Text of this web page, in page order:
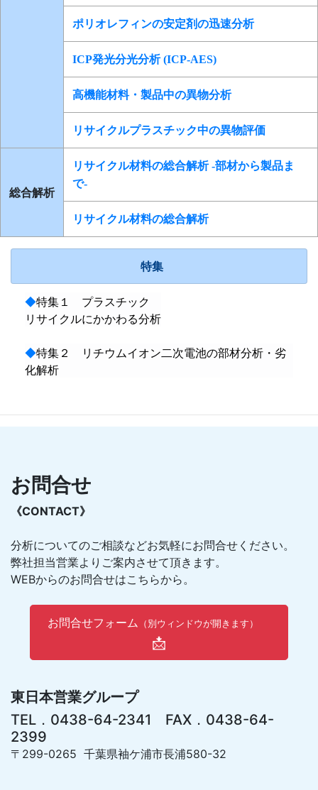
ポリオレフィンの安定剤の迅速分析
ICP発光分光分析 (ICP-AES)
高機能材料・製品中の異物分析
リサイクルプラスチック中の異物評価
総合解析
リサイクル材料の総合解析 -部材から製品ま
で-
リサイクル材料の総合解析
特集
◆特集１ プラスチック
リサイクルにかかわる分析
◆特集２ リチウムイオン二次電池の部材分析・劣
化解析
お問合せ
《CONTACT》
分析についてのご相談などお気軽にお問合せください。
弊社担当営業よりご案内させて頂きます。
WEBからのお問合せはこちらから。
お問合せフォーム （別ウィンドウが開きます）
📩
東日本営業グループ
TEL．0438-64-2341 FAX．0438-64-
2399
〒299-0265 千葉県袖ケ浦市長浦580-32